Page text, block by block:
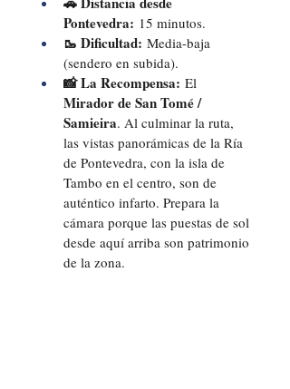
Pontevedra: 15 minutos.
🥾 Dificultad: Media-baja
(sendero en subida).
📸 La Recompensa: El
Mirador de San Tomé /
Samieira. Al culminar la ruta,
las vistas panorámicas de la Ría
de Pontevedra, con la isla de
Tambo en el centro, son de
auténtico infarto. Prepara la
cámara porque las puestas de sol
desde aquí arriba son patrimonio
de la zona.